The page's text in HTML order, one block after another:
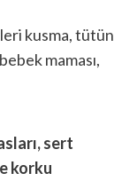
kusma, tütün
maması,
sert
korku